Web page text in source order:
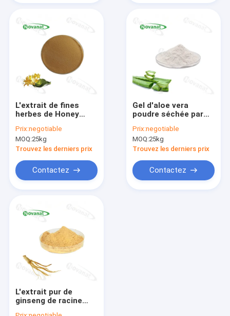
Produits
Vidéos
Au sujet de nous
L'extrait de fines
herbes de Honey
Extract saupoudrent
l'extrait
chlorogénique de
du Japon de l'acide
2%-4%/Lonicera
Prix:negotiable
MOQ:25kg
Trouvez les derniers prix
Contactez
Gel d'aloe vera
poudre séchée par
100/1 50/1 poudre
d'extrait de plantes
Prix:negotiable
MOQ:25kg
Trouvez les derniers prix
Contactez
L'extrait pur de
ginseng de racine